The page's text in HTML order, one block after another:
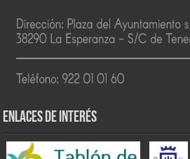
ENLACES DE INTERÉS